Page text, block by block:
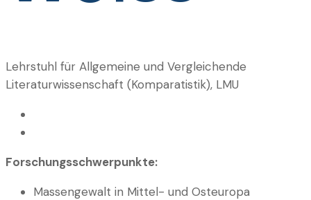
Lehrstuhl für Allgemeine und Vergleichende
Literaturwissenschaft (Komparatistik), LMU
Forschungsschwerpunkte:
Massen­gewalt in Mittel- und Osteuropa